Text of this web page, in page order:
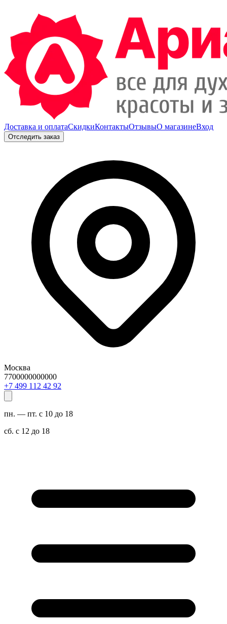
Доставка и оплатаСкидкиКонтактыОтзывыО магазинеВход
Отследить заказ
Москва
7700000000000
29 24 211 994 7+
пн. — пт. с 10 до 18
сб. с 12 до 18